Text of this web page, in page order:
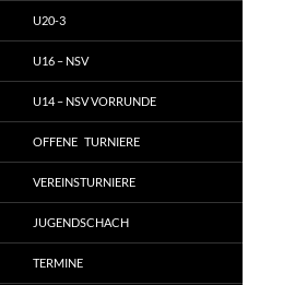
U20-3
U16 – NSV
U14 – NSV VORRUNDE
OFFENE TURNIERE
VEREINSTURNIERE
JUGENDSCHACH
TERMINE